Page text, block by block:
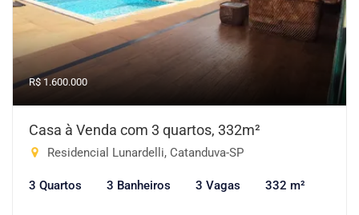
R$ 1.600.000
Casa à Venda com 3 quartos, 332m²
Residencial Lunardelli, Catanduva-SP
3 Quartos 3 Banheiros 3 Vagas 332 m²